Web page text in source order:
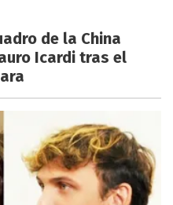
de la China
Icardi tras el